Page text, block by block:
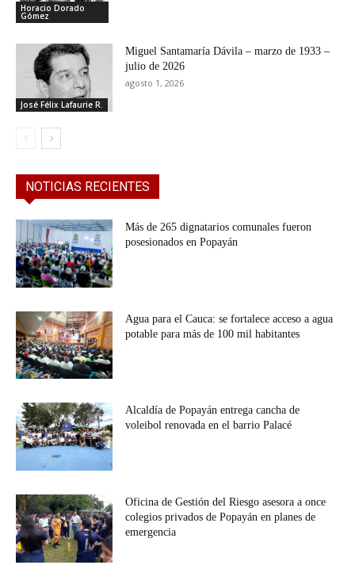
Horacio Dorado
Gómez
José Félix Lafaurie R.
Miguel Santamaría Dávila – marzo de 1933 –
julio de 2026
agosto 1, 2026
NOTICIAS RECIENTES
Más de 265 dignatarios comunales fueron
posesionados en Popayán
Agua para el Cauca: se fortalece acceso a agua
potable para más de 100 mil habitantes
Alcaldía de Popayán entrega cancha de
voleibol renovada en el barrio Palacé
Oficina de Gestión del Riesgo asesora a once
colegios privados de Popayán en planes de
emergencia